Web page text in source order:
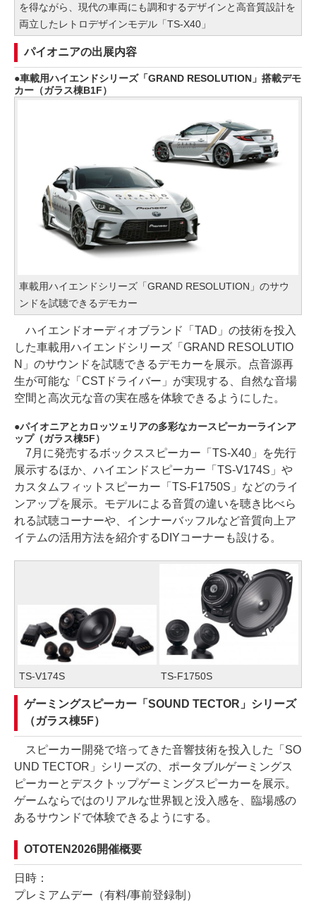
を得ながら、現代の車両にも調和するデザインと高音質設計を
両立したレトロデザインモデル「TS-X40」
パイオニアの出展内容
車載用ハイエンドシリーズ「GRAND RESOLUTION」搭載デモ
カー（ガラス棟B1F）
車載用ハイエンドシリーズ「GRAND RESOLUTION」のサウ
ンドを試聴できるデモカー
ハイエンドオーディオブランド「TAD」の技術を投入
した車載用ハイエンドシリーズ「GRAND RESOLUTIO
N」のサウンドを試聴できるデモカーを展示。点音源再
生が可能な「CSTドライバー」が実現する、自然な音場
空間と高次元な音の実在感を体験できるようにした。
パイオニアとカロッツェリアの多彩なカースピーカーラインア
ップ（ガラス棟5F）
7月に発売するボックススピーカー「TS-X40」を先行
展示するほか、ハイエンドスピーカー「TS-V174S」や
カスタムフィットスピーカー「TS-F1750S」などのライ
ンアップを展示。モデルによる音質の違いを聴き比べら
れる試聴コーナーや、インナーバッフルなど音質向上ア
イテムの活用方法を紹介するDIYコーナーも設ける。
TS-V174S TS-F1750S
ゲーミングスピーカー「SOUND TECTOR」シリーズ
（ガラス棟5F）
スピーカー開発で培ってきた音響技術を投入した「SO
UND TECTOR」シリーズの、ポータブルゲーミングス
ピーカーとデスクトップゲーミングスピーカーを展示。
ゲームならではのリアルな世界観と没入感を、臨場感の
あるサウンドで体験できるようにする。
OTOTEN2026開催概要
日時：
プレミアムデー（有料/事前登録制）